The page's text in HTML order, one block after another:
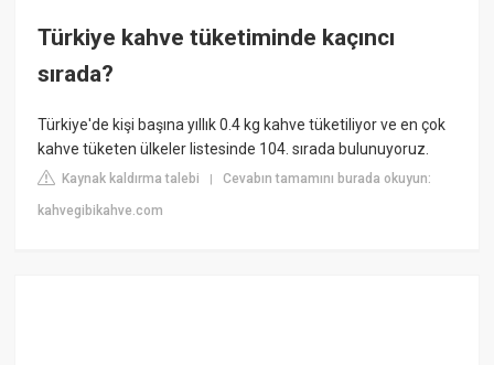
Türkiye kahve tüketiminde kaçıncı
sırada?
Türkiye'de kişi başına yıllık 0.4 kg kahve tüketiliyor ve en çok
kahve tüketen ülkeler listesinde 104. sırada bulunuyoruz.
Kaynak kaldırma talebi |Cevabın tamamını burada okuyun:
kahvegibikahve.com